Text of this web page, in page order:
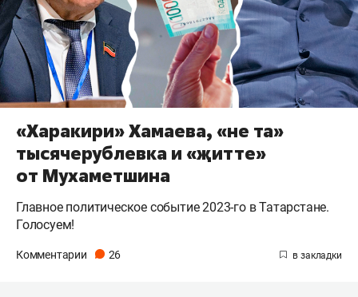
«Харакири» Хамаева, «не та»
тысячерублевка и «җитте»
от Мухаметшина
Главное политическое событие 2023-го в Татарстане.
Голосуем!
Комментарии 26